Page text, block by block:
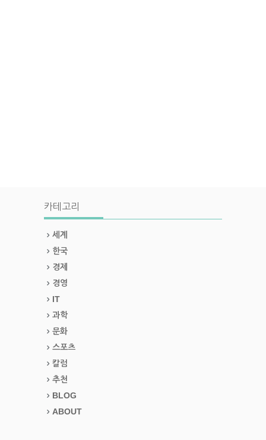
카테고리
세계
한국
경제
경영
IT
과학
문화
스포츠
칼럼
추천
BLOG
ABOUT